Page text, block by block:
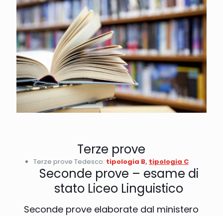
Terze prove
Terze prove Tedesco: tipologia B, tipologia C
Seconde prove – esame di
stato Liceo Linguistico
Seconde prove elaborate dal ministero